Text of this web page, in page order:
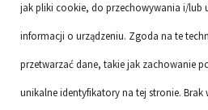
jak pliki cookie, do przechowywania i/lub
informacji o urządzeniu. Zgoda na te
przetwarzać dane, takie jak zachowanie
unikalne identyfikatory na tej stronie.